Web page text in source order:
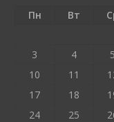
o
Пн Вт
3
4 5
10
11
17
18
24
25